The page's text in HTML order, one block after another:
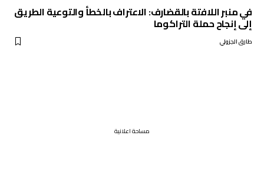
في منبر اللافتة بالقضارف: الاعتراف بالخطأ والتوعية الطريق
إلى إنجاح حملة التراكوما
طارق الجزولي
مساحة اعلانية